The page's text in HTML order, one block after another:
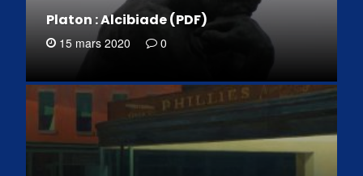
Platon : Alcibiade (PDF)
15 mars 2020 0